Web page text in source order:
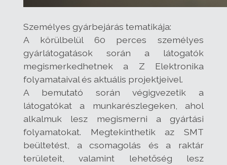
Személyes gyárbejárás tematikája:
A körülbelül 60 perces személyes
gyárlátogatások során a látogatók
megismerkedhetnek a Z Elektronika
folyamataival és aktuális projektjeivel.
A bemutató során végigvezetik a
látogatókat a munkarészlegeken, ahol
alkalmuk lesz megismerni a gyártási
folyamatokat. Megtekinthetik az SMT
beültetést, a csomagolás és a raktár
területeit, valamint lehetőség lesz